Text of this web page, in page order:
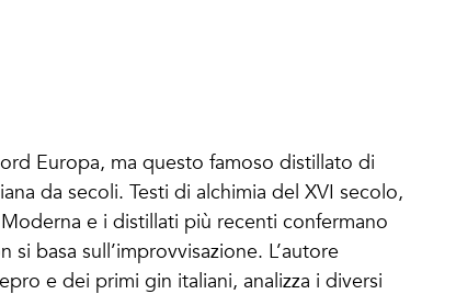
Europa, ma questo famoso distillato di
da secoli. Testi di alchimia del XVI secolo,
e i distillati più recenti confermano
basa sull’improvvisazione. L’autore
e dei primi gin italiani, analizza i diversi